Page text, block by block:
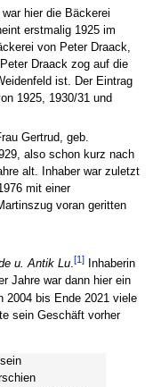
hier die Bäckerei
erstmalig 1925 im
von Peter Draack,
Draack zog auf die
ist. Der Eintrag
1925, 1930/31 und
Gertrud, geb.
also schon kurz nach
alt. Inhaber war zuletzt
mit einer
voran geritten
u. Antik Lu. [1]Inhaberin
Jahre war dann hier ein
2004 bis Ende 2021 viele
sein Geschäft vorher